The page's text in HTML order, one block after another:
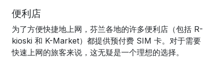
便利店
为了方便快捷地上网，芬兰各地的许多便利店（包括 R-
kioski 和 K-Market）都提供预付费 SIM 卡。对于需要
快速上网的旅客来说，这无疑是一个理想的选择。